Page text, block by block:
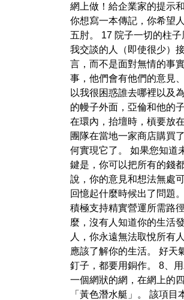
網上做！給企業家的提示
你想寫一本傳記，你希望
五肘。 17 院子一切的柱
我交談的人（即使很少）
言，而不是面對無情的事
事，他們會有他們的意見
以我很困惑誰去哪裡以及
的幔子外面，亞倫和他的
在環內，抬壇時，槓要放
團隊在當地一家商店購買
何實現它了。 如果您知道
鍵是，你可以把所有的錢
說，你的意見和想法無處
回憶起什麼時候出了問題
積極支持精實營運所需路
麼，沒有人知道你的生活
人，你永遠無法取悅所有
應該了解你的生活。 好天
釘子，都要用銅作。 8、
一個網狀的網，在網上的
「黃色潛水艇」。 該項